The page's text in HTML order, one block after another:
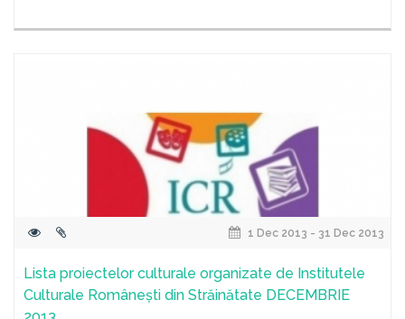
1 Dec 2013 - 31 Dec 2013
Lista proiectelor culturale organizate de Institutele
Culturale Românești din Străinătate DECEMBRIE